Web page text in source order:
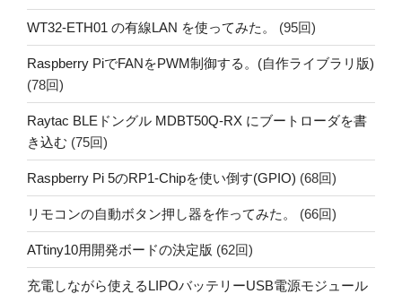
WT32-ETH01 の有線LAN を使ってみた。 (95回)
Raspberry PiでFANをPWM制御する。(自作ライブラリ版)
(78回)
Raytac BLEドングル MDBT50Q-RX にブートローダを書
き込む (75回)
Raspberry Pi 5のRP1-Chipを使い倒す(GPIO) (68回)
リモコンの自動ボタン押し器を作ってみた。 (66回)
ATtiny10用開発ボードの決定版 (62回)
充電しながら使えるLIPOバッテリーUSB電源モジュール